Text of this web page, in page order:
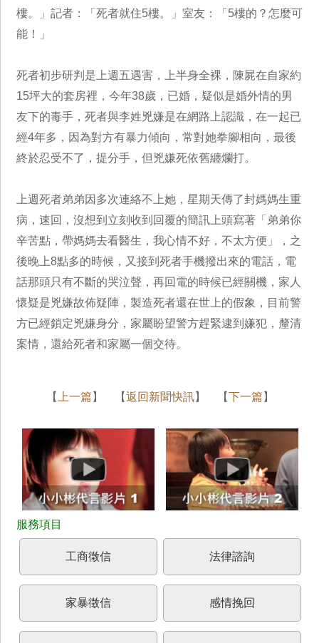
樓。」記者：「死者就住5樓。」室友：「5樓的？怎麼可
能！」
死者初步研判是上週五遇害，上半身全裸，陳屍在自家約
15坪大的套房裡，今年38歲，已婚，疑似是婚外情的男
友下的毒手，死者與李姓兇嫌是在網路上認識，在一起已
經4年多，因為對方有暴力傾向，常對她拳腳相向，最後
終於忍受不了，提分手，但兇嫌死依舊纏爛打。
上週死者弟弟因多次連絡不上她，星期天傳了封媽媽生重
病，速回，沒想到立刻收到回覆的簡訊上頭寫著「弟弟你
辛苦點，帶媽媽去看醫生，我心情不好，不太方便」，之
後晚上8點多的時候，又接到死者手機撥出來的電話，電
話那頭只有不斷的哭泣聲，再回電的時候已經關機，家人
懷疑是兇嫌故佈疑陣，製造死者還在世上的假象，目前警
方已經鎖定兇嫌身分，家屬盼望警方趕緊逮到嫌犯，釐清
案情，還給死者和家屬一個交待。
【 上一篇 】 【返回新聞快訊】 【下一篇 】
工商徵信 法律諮詢
家暴徵信 感情挽回